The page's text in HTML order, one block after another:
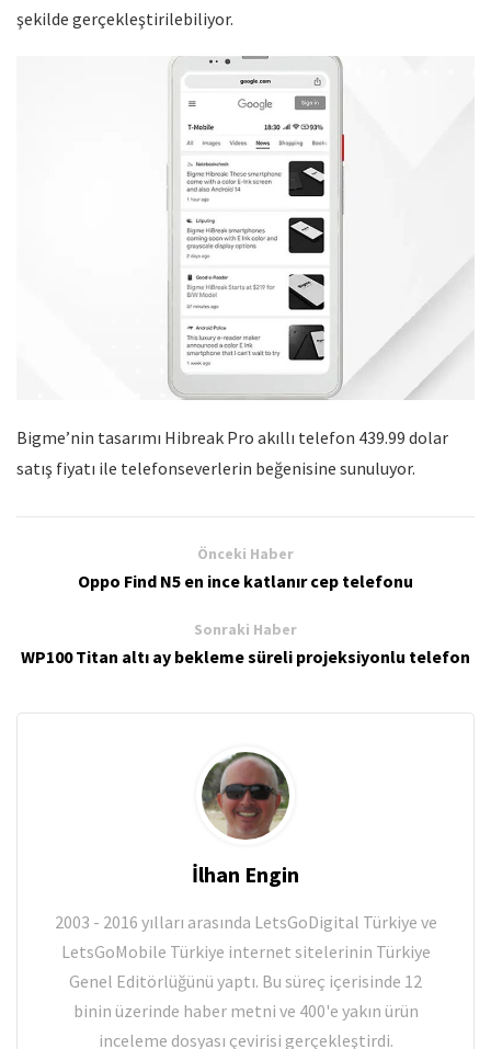
şekilde gerçekleştirilebiliyor.
Bigme’nin tasarımı Hibreak Pro akıllı telefon 439.99 dolar
satış fiyatı ile telefonseverlerin beğenisine sunuluyor.
Önceki Haber
Oppo Find N5 en ince katlanır cep telefonu
Sonraki Haber
WP100 Titan altı ay bekleme süreli projeksiyonlu telefon
İlhan Engin
2003 - 2016 yılları arasında LetsGoDigital Türkiye ve
LetsGoMobile Türkiye internet sitelerinin Türkiye
Genel Editörlüğünü yaptı. Bu süreç içerisinde 12
binin üzerinde haber metni ve 400'e yakın ürün
inceleme dosyası çevirisi gerçekleştirdi.